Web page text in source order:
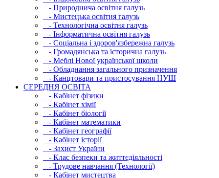
- Природнича освітня галузь
- Мистецька освітня галузь
- Технологічна освітня галузь
- Інфopматична освітня галузь
- Соціальна і здоров'язбережна галузь
- Громадянська та історична галузь
- Меблі Нової української школи
- Обладнання загального призначення
- Канцтовари та пристосування НУШ
СЕРЕДНЯ ОСВIТА
- Кабінет фізики
- Кабінет хімії
- Кабінет біології
- Кабінет математики
- Кабінет географії
- Кабінет історії
- Захист України
- Клас безпеки та життєдіяльності
- Трудове навчання (Технології)
- Кабінет мистецтва